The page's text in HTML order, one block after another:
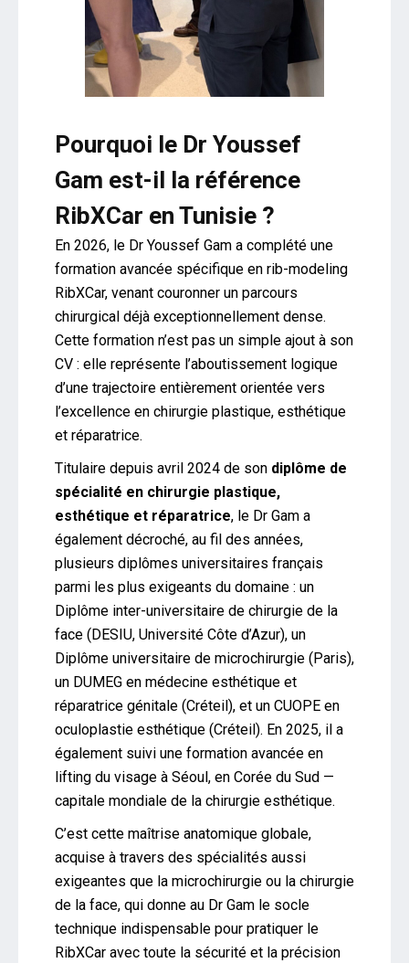
Pourquoi le Dr Youssef
Gam est-il la référence
RibXCar en Tunisie ?
En 2026, le Dr Youssef Gam a complété une
formation avancée spécifique en rib-modeling
RibXCar, venant couronner un parcours
chirurgical déjà exceptionnellement dense.
Cette formation n’est pas un simple ajout à son
CV : elle représente l’aboutissement logique
d’une trajectoire entièrement orientée vers
l’excellence en chirurgie plastique, esthétique
et réparatrice.
Titulaire depuis avril 2024 de son diplôme de
spécialité en chirurgie plastique,
esthétique et réparatrice, le Dr Gam a
également décroché, au fil des années,
plusieurs diplômes universitaires français
parmi les plus exigeants du domaine : un
Diplôme inter-universitaire de chirurgie de la
face (DESIU, Université Côte d’Azur), un
Diplôme universitaire de microchirurgie (Paris),
un DUMEG en médecine esthétique et
réparatrice génitale (Créteil), et un CUOPE en
oculoplastie esthétique (Créteil). En 2025, il a
également suivi une formation avancée en
lifting du visage à Séoul, en Corée du Sud —
capitale mondiale de la chirurgie esthétique.
C’est cette maîtrise anatomique globale,
acquise à travers des spécialités aussi
exigeantes que la microchirurgie ou la chirurgie
de la face, qui donne au Dr Gam le socle
technique indispensable pour pratiquer le
RibXCar avec toute la sécurité et la précision